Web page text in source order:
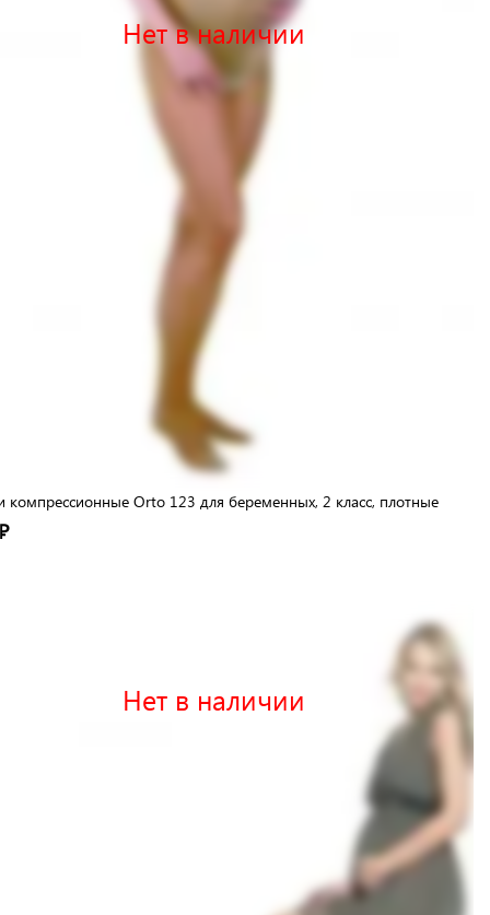
Нет в наличии
компрессионные Orto 123 для беременных, 2 класс, плотные
Нет в наличии